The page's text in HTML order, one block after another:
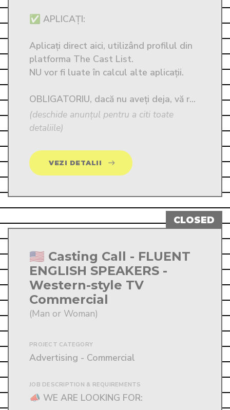
✅ APLICAȚI:
Aplicați direct aici, utilizând profilul din
platforma The Cast List.
NU vor fi luate în calcul alte aplicații.
OBLIGATORIU, dacă nu aveți deja, vă r...
(deschide anunțul pentru a citi toate
detaliile)
VEZI DETALII
🇺🇸 Casting Call - FLUENT
ENGLISH SPEAKERS -
Western-style TV
Commercial
(Man or Woman)
PROJECT CATEGORY
Advertising - Commercial
JOB DESCRIPTION & REQUIREMENTS
📣 WE ARE LOOKING FOR: